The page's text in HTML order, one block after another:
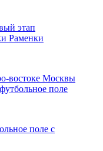
этап
Раменки
востоке Москвы
поле
поле с